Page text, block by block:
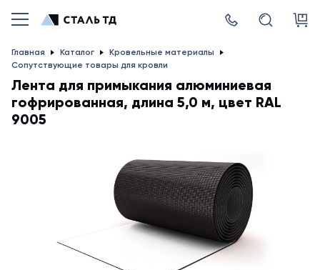
Главная Каталог
Кровельные материалы
Сопутствующие товары для кровли
Лента для примыкания алюминиевая
гофрированная, длина 5,0 м, цвет RAL
9005